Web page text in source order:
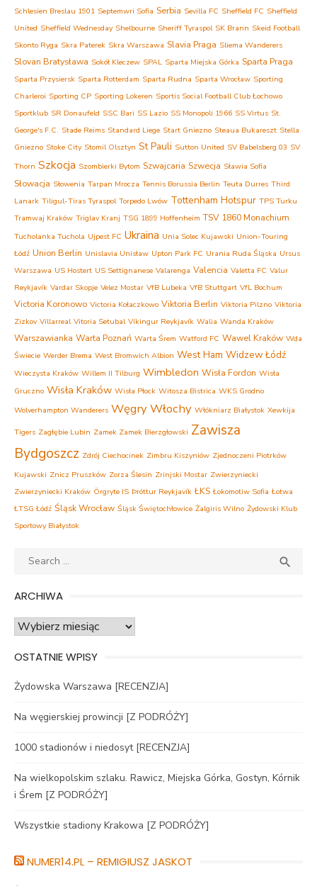
Schlesien Breslau 1901 Septemwri Sofia Serbia Sevilla FC Sheffield FC Sheffield
United Sheffield Wednesday Shelbourne Sheriff Tyraspol SK Brann Skeid Football
Skonto Ryga Skra Paterek Skra Warszawa Slavia Praga Sliema Wanderers
Slovan Bratysława Sokół Kleczew SPAL Sparta Miejska Górka Sparta Praga
Sparta Przysiersk Sparta Rotterdam Sparta Rudna Sparta Wrocław Sporting
Charleroi Sporting CP Sporting Lokeren Sportis Social Football Club Łochowo
Sportklub SR Donaufeld SSC Bari SS Lazio SS Monopoli 1966 SS Virtus St.
George's F.C. Stade Reims Standard Liege Start Gniezno Steaua Bukareszt Stella
Gniezno Stoke City Stomil Olsztyn St Pauli Sutton United SV Babelsberg 03 SV
Thorn Szkocja Szombierki Bytom Szwajcaria Szwecja Sławia Sofia
Słowacja Słowenia Tarpan Mrocza Tennis Borussia Berlin Teuta Durres Third
Lanark Tiligul-Tiras Tyraspol Torpedo Lwów Tottenham Hotspur TPS Turku
Tramwaj Kraków Triglav Kranj TSG 1899 Hoffenheim TSV 1860 Monachium
Tucholanka Tuchola Ujpest FC Ukraina Unia Solec Kujawski Union-Touring
Łódź Union Berlin Unislavia Unisław Upton Park FC Urania Ruda Śląska Ursus
Warszawa US Hostert US Settignanese Valarenga Valencia Valetta FC Valur
Reykjavík Vardar Skopje Velez Mostar VfB Lubeka VfB Stuttgart VfL Bochum
Victoria Koronowo Victoria Kołaczkowo Viktoria Berlin Viktoria Pilzno Viktoria
Zizkov Villarreal Vitoria Setubal Víkingur Reykjavík Walia Wanda Kraków
Warszawianka Warta Poznań Warta Śrem Watford FC Wawel Kraków Wda
Świecie Werder Brema West Bromwich Albion West Ham Widzew Łódź
Wieczysta Kraków Willem II Tilburg Wimbledon Wisła Fordon Wisła
Gruczno Wisła Kraków Wisła Płock Witosza Bistrica WKS Grodno
Wolverhampton Wanderers WęgryWłochy Włókniarz Białystok Xewkija
Tigers Zagłębie Lubin Zamek Zamek Bierzgłowski Zawisza
Bydgoszcz Zdrój Ciechocinek Zimbru Kiszyniów Zjednoczeni Piotrków
Kujawski Znicz Pruszków Zorza Ślesin Zrinjski Mostar Zwierzyniecki
Zwierzyniecki Kraków Örgryte IS Þróttur Reykjavík ŁKS Łokomotiw Sofia Łotwa
ŁTSG Łódź Śląsk Wrocław Śląsk Świętochłowice Żalgiris Wilno Żydowski Klub
Sportowy Białystok
Search

ARCHIWA
Archiwa
OSTATNIE WPISY
Żydowska Warszawa [RECENZJA]
Na węgierskiej prowincji [Z PODRÓŻY]
1000 stadionów i niedosyt [RECENZJA]
Na wielkopolskim szlaku. Rawicz, Miejska Górka, Gostyn, Kórnik
i Śrem [Z PODRÓŻY]
Wszystkie stadiony Krakowa [Z PODRÓŻY]
NUMER14.PL – REMIGIUSZ JASKOT